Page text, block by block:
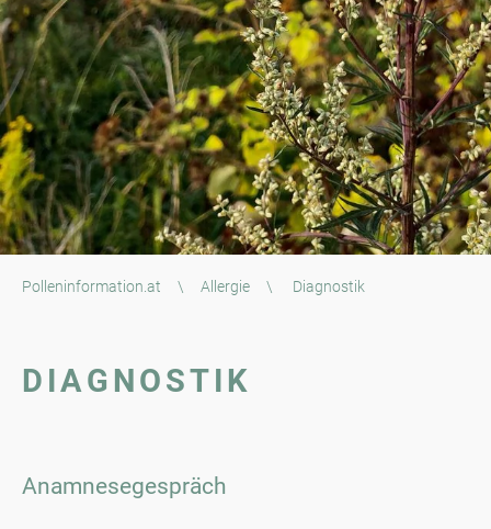
Polleninformation.at \ Allergie \ Diagnostik
DIAGNOSTIK
Anamnesegespräch